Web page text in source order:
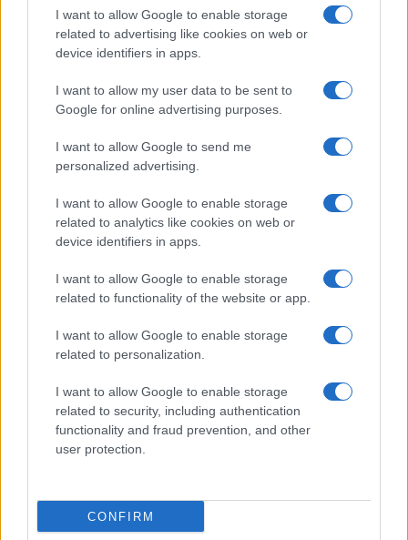
I want to allow Google to enable storage
related to advertising like cookies on web or
device identifiers in apps.
I want to allow my user data to be sent to
Google for online advertising purposes.
I want to allow Google to send me
personalized advertising.
I want to allow Google to enable storage
related to analytics like cookies on web or
device identifiers in apps.
I want to allow Google to enable storage
related to functionality of the website or app.
I want to allow Google to enable storage
related to personalization.
I want to allow Google to enable storage
related to security, including authentication
functionality and fraud prevention, and other
user protection.
CONFIRM